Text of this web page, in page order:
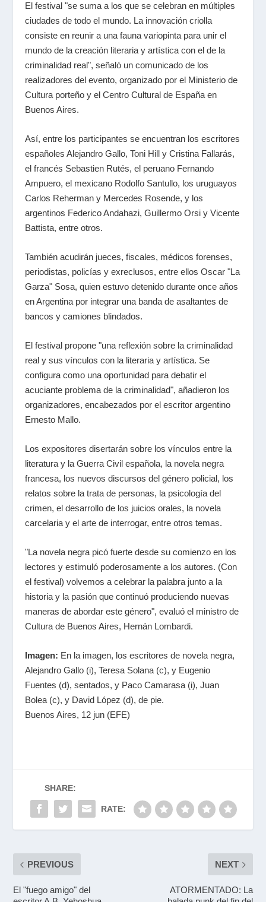
El festival "se suma a los que se celebran en múltiples
ciudades de todo el mundo. La innovación criolla
consiste en reunir a una fauna variopinta para unir el
mundo de la creación literaria y artística con el de la
criminalidad real", señaló un comunicado de los
realizadores del evento, organizado por el Ministerio de
Cultura porteño y el Centro Cultural de España en
Buenos Aires.
Así, entre los participantes se encuentran los escritores
españoles Alejandro Gallo,Toni Hill y Cristina Fallarás,
el francés Sebastien Rutés, el peruano Fernando
Ampuero, el mexicano Rodolfo Santullo, los uruguayos
Carlos Reherman y Mercedes Rosende, y los
argentinos Federico Andahazi, Guillermo Orsi y Vicente
Battista, entre otros.
También acudirán jueces, fiscales, médicos forenses,
periodistas, policías y exreclusos, entre ellos Oscar "La
Garza" Sosa, quien estuvo detenido durante once años
en Argentina por integrar una banda de asaltantes de
bancos y camiones blindados.
El festival propone "una reflexión sobre la criminalidad
real y sus vínculos con la literaria y artística. Se
configura como una oportunidad para debatir el
acuciante problema de la criminalidad", añadieron los
organizadores, encabezados por el escritor argentino
Ernesto Mallo.
Los expositores disertarán sobre los vínculos entre la
literatura y la Guerra Civil española, la novela negra
francesa, los nuevos discursos del género policial, los
relatos sobre la trata de personas, la psicología del
crimen, el desarrollo de los juicios orales, la novela
carcelaria y el arte de interrogar, entre otros temas.
"La novela negra picó fuerte desde su comienzo en los
lectores y estimuló poderosamente a los autores. (Con
el festival) volvemos a celebrar la palabra junto a la
historia y la pasión que continuó produciendo nuevas
maneras de abordar este género", evaluó el ministro de
Cultura de Buenos Aires, Hernán Lombardi.
Imagen: En la imagen, los escritores de novela negra,
Alejandro Gallo (i), Teresa Solana (c), y Eugenio
Fuentes (d), sentados, y Paco Camarasa (i), Juan
Bolea (c), y David López (d), de pie.
Buenos Aires, 12 jun (EFE)
SHARE:
RATE:
PREVIOUS
El "fuego amigo" del
NEXT
ATORMENTADO: La